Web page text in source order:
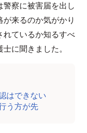
察に被害届を出し
来るのか気がかり
れているか知るすべ
に聞きました。
はできない
う方が先